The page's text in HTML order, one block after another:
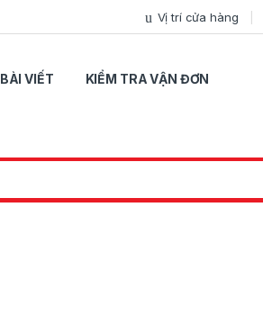
Vị trí cửa hàng
BÀI VIẾT KIỂM TRA VẬN ĐƠN